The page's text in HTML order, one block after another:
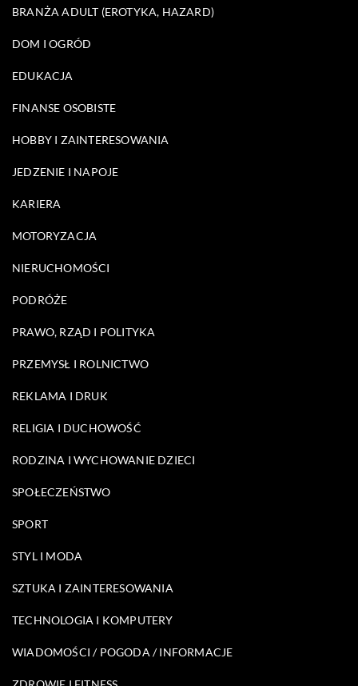
BRANŻA ADULT (EROTYKA, HAZARD)
DOM I OGRÓD
EDUKACJA
FINANSE OSOBISTE
HOBBY I ZAINTERESOWANIA
JEDZENIE I NAPOJE
KARIERA
MOTORYZACJA
NIERUCHOMOŚCI
PODRÓŻE
PRAWO, RZĄD I POLITYKA
PRZEMYSŁ I ROLNICTWO
REKLAMA I DRUK
RELIGIA I DUCHOWOŚĆ
RODZINA I WYCHOWANIE DZIECI
SPOŁECZEŃSTWO
SPORT
STYL I MODA
SZTUKA I ZAINTERESOWANIA
TECHNOLOGIA I KOMPUTERY
WIADOMOŚCI / POGODA / INFORMACJE